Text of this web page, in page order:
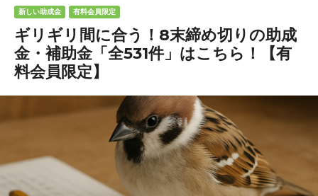
新しい助成金 有料会員限定
ギリギリ間に合う！8末締め切りの助成
金・補助金「全531件」はこちら！【有
料会員限定】